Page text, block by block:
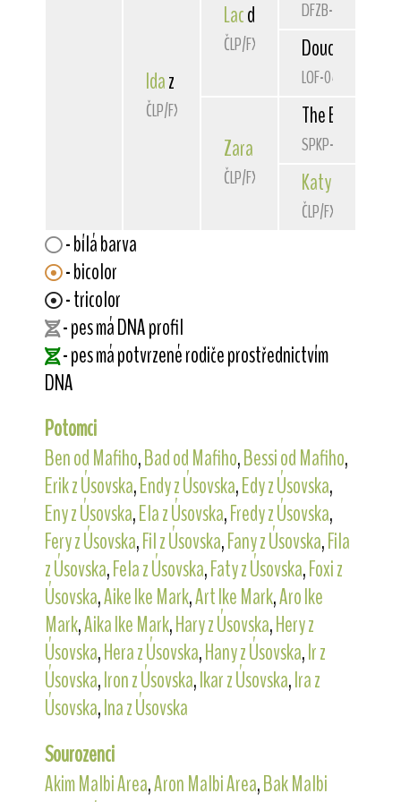
Idaz Ludkovic
ČLP/FXD/28530
Lacde la Vallee du Perou
ČLP/FXD/28347
Zara
ČLP/FXD/26956
DFZB-94 4469
Douceur de la
LOF-044841/
The
SPKP-1908
Katy
ČLP/FXD/25409
- bílá barva
- bicolor
- tricolor
- pes má DNA profil
- pes má potvrzené rodiče prostřednictvím
DNA
Potomci
Ben od Mafiho,Bad od Mafiho,Bessi od Mafiho,
Erik z Úsovska,Endy z Úsovska,Edy z Úsovska,
Eny z Úsovska,Ela z Úsovska,Fredy z Úsovska,
Fery z Úsovska,Fil z Úsovska,Fany z Úsovska,Fila
z Úsovska,Fela z Úsovska,Faty z Úsovska,Foxi z
Úsovska,Aike Ike Mark,Art Ike Mark,Aro Ike
Mark,Aika Ike Mark,Hary z Úsovska,Hery z
Úsovska,Hera z Úsovska,Hany z Úsovska,Ir z
Úsovska,Iron z Úsovska,Ikar z Úsovska,Ira z
Úsovska,Ina z Úsovska
Sourozenci
Akim Malbi Area,Aron Malbi Area,Bak Malbi